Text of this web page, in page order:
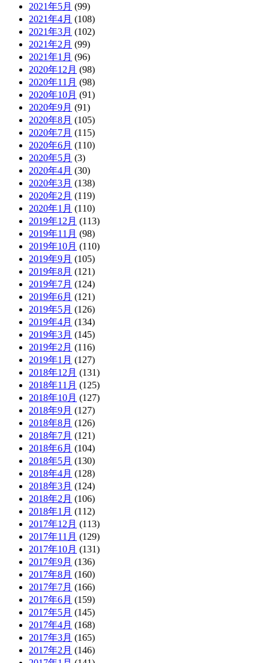
2021年5月 (99)
2021年4月 (108)
2021年3月 (102)
2021年2月 (99)
2021年1月 (96)
2020年12月 (98)
2020年11月 (98)
2020年10月 (91)
2020年9月 (91)
2020年8月 (105)
2020年7月 (115)
2020年6月 (110)
2020年5月 (3)
2020年4月 (30)
2020年3月 (138)
2020年2月 (119)
2020年1月 (110)
2019年12月 (113)
2019年11月 (98)
2019年10月 (110)
2019年9月 (105)
2019年8月 (121)
2019年7月 (124)
2019年6月 (121)
2019年5月 (126)
2019年4月 (134)
2019年3月 (145)
2019年2月 (116)
2019年1月 (127)
2018年12月 (131)
2018年11月 (125)
2018年10月 (127)
2018年9月 (127)
2018年8月 (126)
2018年7月 (121)
2018年6月 (104)
2018年5月 (130)
2018年4月 (128)
2018年3月 (124)
2018年2月 (106)
2018年1月 (112)
2017年12月 (113)
2017年11月 (129)
2017年10月 (131)
2017年9月 (136)
2017年8月 (160)
2017年7月 (166)
2017年6月 (159)
2017年5月 (145)
2017年4月 (168)
2017年3月 (165)
2017年2月 (146)